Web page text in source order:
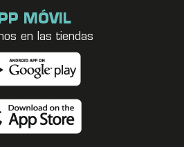
MÓVIL
en las tiendas